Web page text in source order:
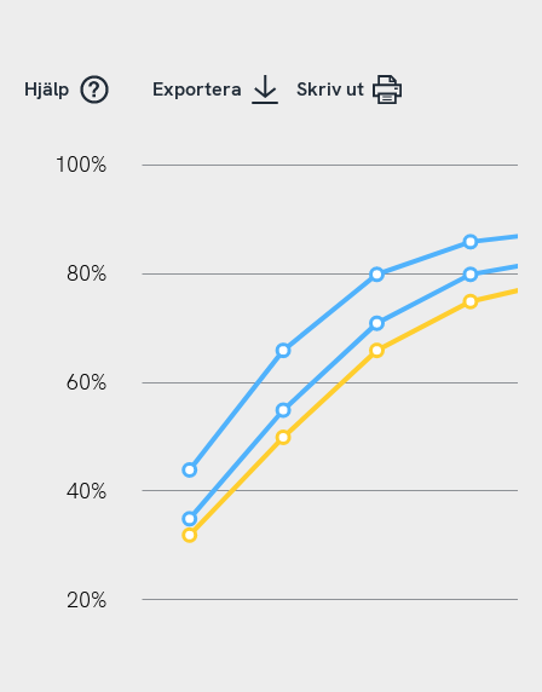
Hjälp Exportera Skriv ut
100%
80%
60%
40%
20%